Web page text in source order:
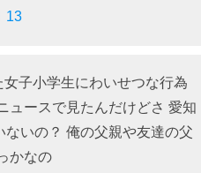
13
子小学生にわいせつな行為
ュースで見たんだけどさ 愛知
いの？ 俺の父親や友達の父
かなの